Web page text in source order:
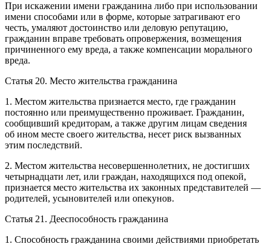
При искажении имени гражданина либо при использовании
имени способами или в форме, которые затрагивают его
честь, умаляют достоинство или деловую репутацию,
гражданин вправе требовать опровержения, возмещения
причиненного ему вреда, а также компенсации морального
вреда.
Статья 20. Место жительства гражданина
1. Местом жительства признается место, где гражданин
постоянно или преимущественно проживает. Гражданин,
сообщивший кредиторам, а также другим лицам сведения
об ином месте своего жительства, несет риск вызванных
этим последствий.
2. Местом жительства несовершеннолетних, не достигших
четырнадцати лет, или граждан, находящихся под опекой,
признается место жительства их законных представителей —
родителей, усыновителей или опекунов.
Статья 21. Дееспособность гражданина
1. Способность гражданина своими действиями приобретать